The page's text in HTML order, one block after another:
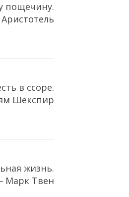
пощечину.
в ссоре.
Шекспир
жизнь.
Марк Твен